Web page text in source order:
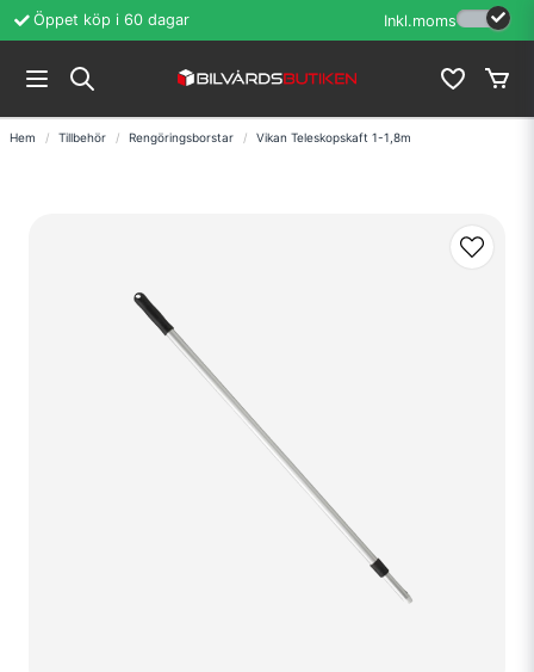
Öppet köp i 60 dagar Erfarenhet sedan
Inkl.moms
Hem Tillbehör Rengöringsborstar Vikan Teleskopskaft 1-1,8m